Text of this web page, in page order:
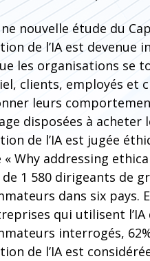
nouvelle étude du
de l’IA est
les organisations se
clients, employés et
leurs
disposées à
de l’IA est jugée
« Why addressing
1 580 dirigeants de
dans six pays.
qui utilisent
interrogés,
de l’IA est